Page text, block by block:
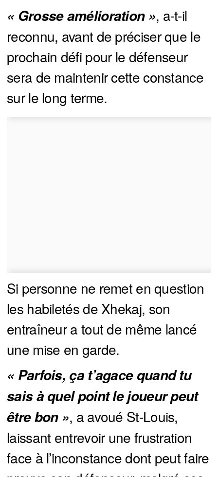
« Grosse amélioration », a-t-il
reconnu, avant de préciser que le
prochain défi pour le défenseur
sera de maintenir cette constance
sur le long terme.
Si personne ne remet en question
les habiletés de Xhekaj, son
entraîneur a tout de même lancé
une mise en garde.
« Parfois, ça t’agace quand tu
sais à quel point le joueur peut
être bon », a avoué St-Louis,
laissant entrevoir une frustration
face à l’inconstance dont peut faire